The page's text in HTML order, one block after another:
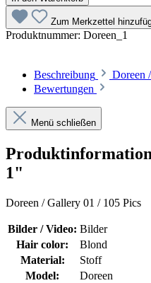
Zum Merkzettel
Produktnummer: Doreen_1
Beschreibung
Doreen
Bewertungen
Menü schließen
1"
Doreen / Gallery 01 / 105 Pics
Bilder / Video: Bilder
Hair color:
Blond
Material:
Stoff
Model:
Doreen